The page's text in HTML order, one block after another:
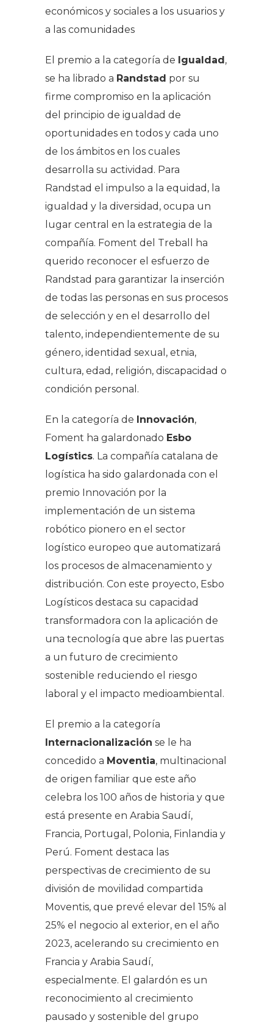
económicos y sociales a los usuarios y
a las comunidades
El premio a la categoría de Igualdad,
se ha librado a Randstad por su
firme compromiso en la aplicación
del principio de igualdad de
oportunidades en todos y cada uno
de los ámbitos en los cuales
desarrolla su actividad. Para
Randstad el impulso a la equidad, la
igualdad y la diversidad, ocupa un
lugar central en la estrategia de la
compañía. Foment del Treball ha
querido reconocer el esfuerzo de
Randstad para garantizar la inserción
de todas las personas en sus procesos
de selección y en el desarrollo del
talento, independientemente de su
género, identidad sexual, etnia,
cultura, edad, religión, discapacidad o
condición personal.
En la categoría de Innovación,
Foment ha galardonado Esbo
Logístics. La compañía catalana de
logística ha sido galardonada con el
premio Innovación por la
implementación de un sistema
robótico pionero en el sector
logístico europeo que automatizará
los procesos de almacenamiento y
distribución. Con este proyecto, Esbo
Logísticos destaca su capacidad
transformadora con la aplicación de
una tecnología que abre las puertas
a un futuro de crecimiento
sostenible reduciendo el riesgo
laboral y el impacto medioambiental.
El premio a la categoría
Internacionalización se le ha
concedido a Moventia, multinacional
de origen familiar que este año
celebra los 100 años de historia y que
está presente en Arabia Saudí,
Francia, Portugal, Polonia, Finlandia y
Perú. Foment destaca las
perspectivas de crecimiento de su
división de movilidad compartida
Moventis, que prevé elevar del 15% al
25% el negocio al exterior, en el año
2023, acelerando su crecimiento en
Francia y Arabia Saudí,
especialmente. El galardón es un
reconocimiento al crecimiento
pausado y sostenible del grupo